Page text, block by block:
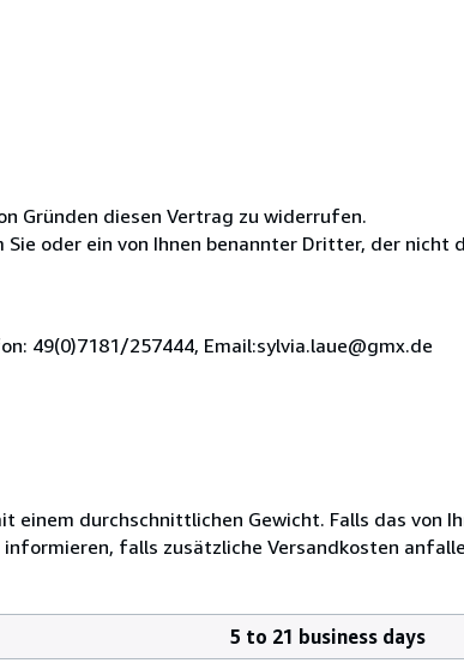
Gründen diesen Vertrag zu widerrufen.
oder ein von Ihnen benannter Dritter, der nicht
49(0)7181/257444, Email:sylvia.laue@gmx.de
einem durchschnittlichen Gewicht. Falls das von
falls zusätzliche Versandkosten
5 to 21 business days